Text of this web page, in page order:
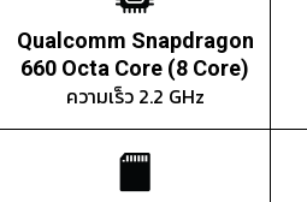
Qualcomm Snapdragon
660 Octa Core (8 Core)
ความเร็ว 2.2 GHz